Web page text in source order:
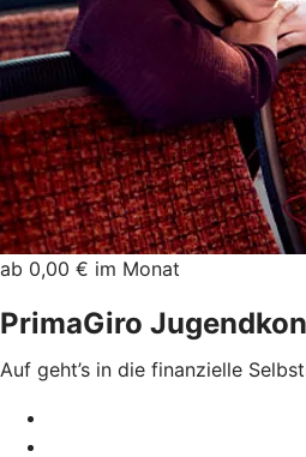
ab 0,00 € im Monat
PrimaGiro
Auf geht’s in die finanzielle